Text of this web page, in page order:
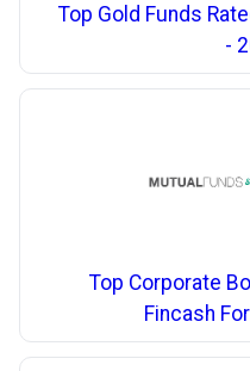
Top Gold Funds
-
Top Corporate
Fincash